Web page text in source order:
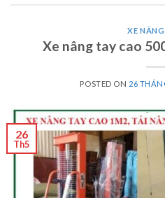
XE
Xe nâng tay cao
POSTED ON 26
26
Th5